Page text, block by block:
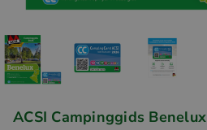
ACSI Campinggids Benelux